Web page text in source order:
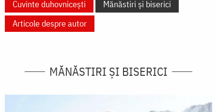
Cuvinte duhovnicești
Mănăstiri și biserici
Articole despre autor
MĂNĂSTIRI ȘI BISERICI